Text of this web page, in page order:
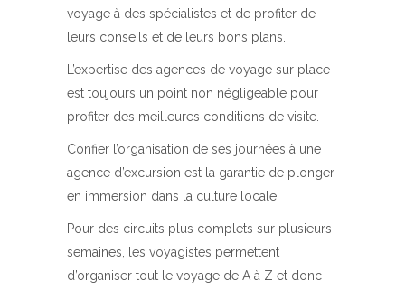
voyage à des spécialistes et de profiter de
leurs conseils et de leurs bons plans.
L’expertise des agences de voyage sur place
est toujours un point non négligeable pour
profiter des meilleures conditions de visite.
Confier l’organisation de ses journées à une
agence d’excursion est la garantie de plonger
en immersion dans la culture locale.
Pour des circuits plus complets sur plusieurs
semaines, les voyagistes permettent
d’organiser tout le voyage de A à Z et donc